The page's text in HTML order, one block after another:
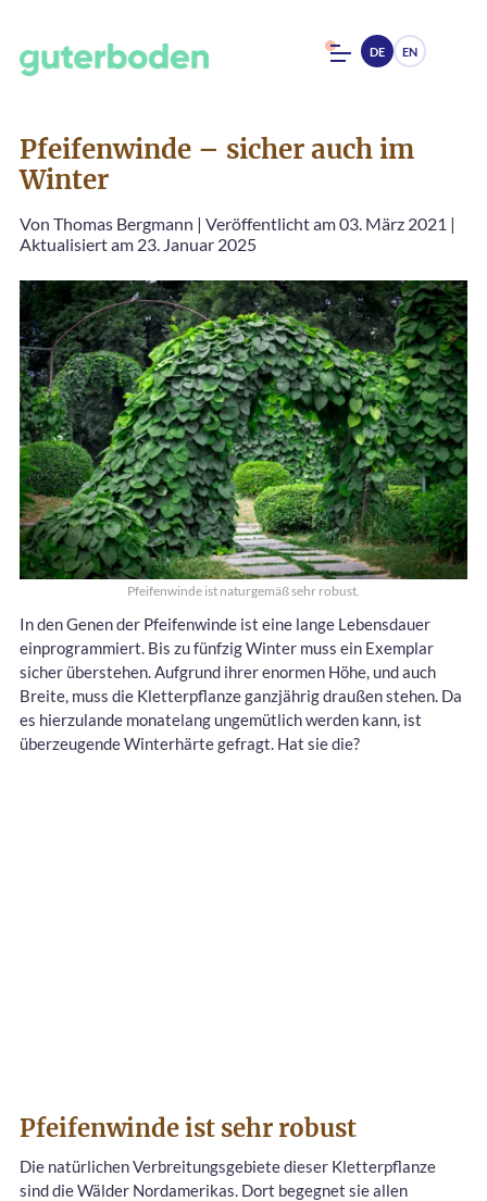
DE EN
Pfeifenwinde – sicher auch im
Winter
Von Thomas Bergmann | Veröffentlicht am 03. März 2021 |
Aktualisiert am 23. Januar 2025
Pfeifenwinde ist naturgemäß sehr robust.
In den Genen der Pfeifenwinde ist eine lange Lebensdauer
einprogrammiert. Bis zu fünfzig Winter muss ein Exemplar
sicher überstehen. Aufgrund ihrer enormen Höhe, und auch
Breite, muss die Kletterpflanze ganzjährig draußen stehen. Da
es hierzulande monatelang ungemütlich werden kann, ist
überzeugende Winterhärte gefragt. Hat sie die?
Pfeifenwinde ist sehr robust
Die natürlichen Verbreitungsgebiete dieser Kletterpflanze
sind die Wälder Nordamerikas. Dort begegnet sie allen